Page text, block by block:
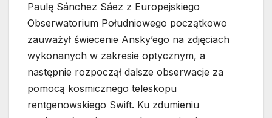
Paulę Sánchez Sáez z Europejskiego
Obserwatorium Południowego początkowo
zauważył świecenie Ansky’ego na zdjęciach
wykonanych w zakresie optycznym, a
następnie rozpoczął dalsze obserwacje za
pomocą kosmicznego teleskopu
rentgenowskiego Swift. Ku zdumieniu